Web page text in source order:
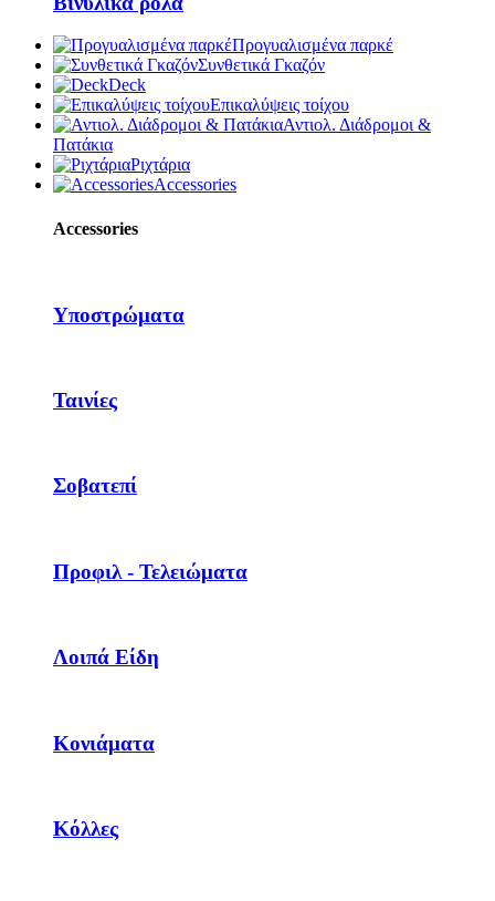
Προγυαλισμένα παρκέ
Συνθετικά Γκαζόν
Deck
Επικαλύψεις τοίχου
Αντιολ. Διάδρομοι &
Πατάκια
Ριχτάρια
Accessories
Accessories
Υποστρώματα
Ταινίες
Σοβατεπί
Προφιλ - Τελειώματα
Λοιπά Είδη
Κονιάματα
Κόλλες